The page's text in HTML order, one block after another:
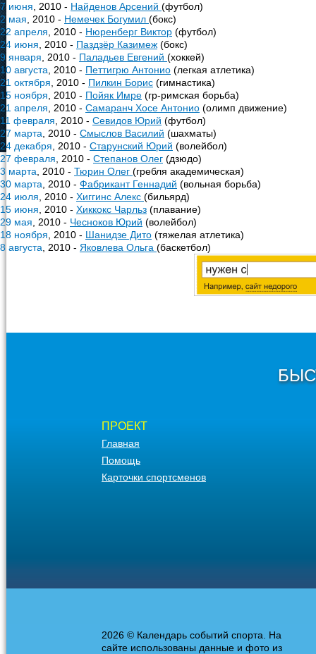
7 июня , 2010 - Найденов Арсений (футбол)
2 мая , 2010 - Немечек Богумил (бокс)
22 апреля , 2010 - Нюренберг Виктор (футбол)
24 июня , 2010 - Паздзёр Казимеж (бокс)
9 января , 2010 - Паладьев Евгений (хоккей)
10 августа , 2010 - Петтигрю Антонио (легкая атлетика)
21 октября , 2010 - Пилкин Борис (гимнастика)
15 ноября , 2010 - Пойяк Имре (гр-римская борьба)
21 апреля , 2010 - Самаранч Хосе Антонио (олимп движение)
11 февраля , 2010 - Севидов Юрий (футбол)
27 марта , 2010 - Смыслов Василий (шахматы)
24 декабря , 2010 - Старунский Юрий (волейбол)
27 февраля , 2010 - Степанов Олег (дзюдо)
3 марта , 2010 - Тюрин Олег (гребля академическая)
30 марта , 2010 - Фабрикант Геннадий (вольная борьба)
24 июля , 2010 - Хиггинс Алекс (бильярд)
15 июня , 2010 - Хиккокс Чарльз (плавание)
29 мая , 2010 - Чесноков Юрий (волейбол)
18 ноября , 2010 - Шанидзе Дито (тяжелая атлетика)
8 августа , 2010 - Яковлева Ольга (баскетбол)
ПРОЕКТ
Главная
Помощь
Карточки спортсменов
2026 © Календарь событий спорта. На
сайте использованы данные и фото из